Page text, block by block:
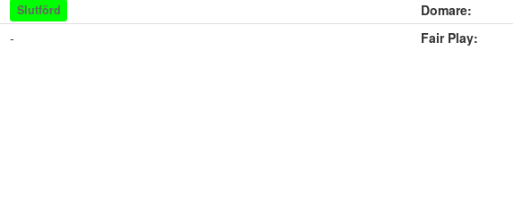
Slutförd
Domare:
- Fair Play: